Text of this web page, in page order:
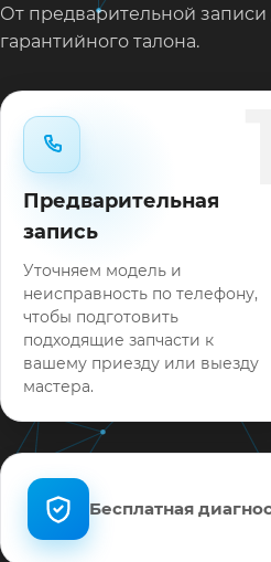
От предварительной
гарантийного талона.
Предварительная
запись
Уточняем модель и
неисправность по телефону,
чтобы подготовить
подходящие запчасти к
вашему приезду или выезду
мастера.
Бесплатная